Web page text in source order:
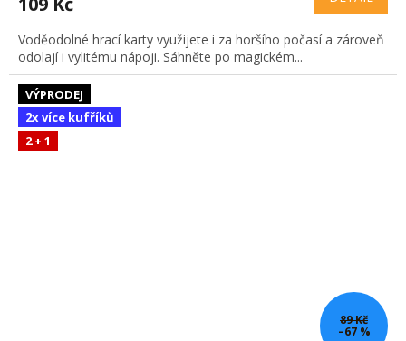
Voděodolné hrací karty využijete i za horšího počasí a zároveň
odolají i vylitému nápoji. Sáhněte po magickém...
VÝPRODEJ
2x více kufříků
2 + 1
89 Kč
–67 %